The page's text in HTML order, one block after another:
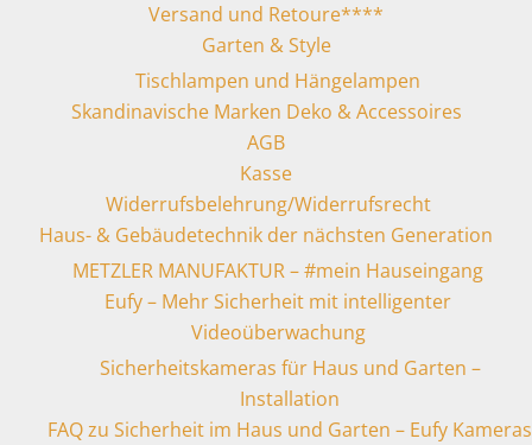
Versand und Retoure****
Garten & Style
Tischlampen und Hängelampen
Skandinavische Marken Deko & Accessoires
AGB
Kasse
Widerrufsbelehrung/Widerrufsrecht
Haus- & Gebäudetechnik der nächsten Generation
METZLER MANUFAKTUR – #mein Hauseingang
Eufy – Mehr Sicherheit mit intelligenter
Videoüberwachung
Sicherheitskameras für Haus und Garten –
Installation
FAQ zu Sicherheit im Haus und Garten – Eufy Kameras